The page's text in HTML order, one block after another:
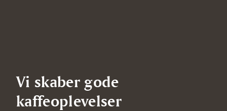
Vi skaber gode
kaffeoplevelser